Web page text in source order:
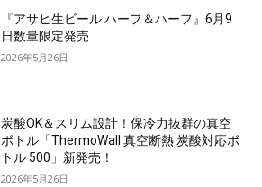
『アサヒ生ビール ハーフ＆ハーフ』6月9
日数量限定発売
2026年5月26日
炭酸OK＆スリム設計！保冷力抜群の真空
ボトル「ThermoWall 真空断熱 炭酸対応ボ
トル 500」新発売！
2026年5月26日